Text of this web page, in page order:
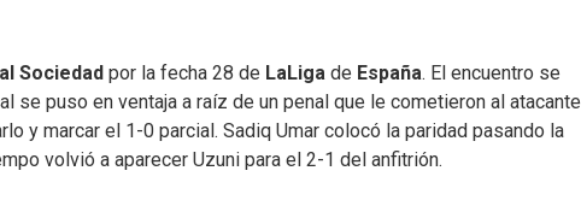
Sociedad por la fecha 28 de LaLiga de España. El encuentro se
se puso en ventaja a raíz de un penal que le cometieron al atacante
y marcar el 1-0 parcial. Sadiq Umar colocó la paridad pasando la
volvió a aparecer Uzuni para el 2-1 del anfitrión.